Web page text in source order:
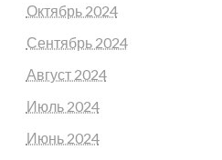
Октябрь 2024
Сентябрь 2024
Август 2024
Июль 2024
Июнь 2024